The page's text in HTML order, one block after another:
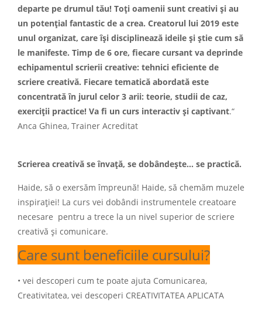
departe pe drumul tău! Toți oamenii sunt creativi și au
un potențial fantastic de a crea. Creatorul lui 2019 este
unul organizat, care își disciplinează ideile și știe cum să
le manifeste. Timp de 6 ore, fiecare cursant va deprinde
echipamentul scrierii creative: tehnici eficiente de
scriere creativă. Fiecare tematică abordată este
concentrată în jurul celor 3 arii: teorie, studii de caz,
exerciții practice! Va fi un curs interactiv și captivant.“
Anca Ghinea, Trainer Acreditat
Scrierea creativă se învață, se dobândește… se practică.
Haide, să o exersăm împreună! Haide, să chemăm muzele
inspirației! La curs vei dobândi instrumentele creatoare
necesare pentru a trece la un nivel superior de scriere
creativă și comunicare.
Care sunt beneficiile cursului?
• vei descoperi cum te poate ajuta Comunicarea,
Creativitatea, vei descoperi CREATIVITATEA APLICATA